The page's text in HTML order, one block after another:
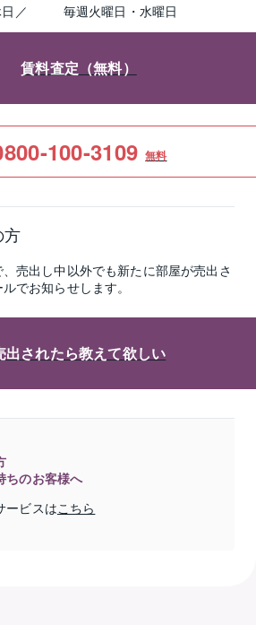
／ 毎週火曜日・水曜日
賃料査定（無料）
100-3109 無料
方
売出し中以外でも新たに部屋が売出さ
でお知らせします。
出されたら教えて欲しい
ちのお客様へ
ービスはこちら